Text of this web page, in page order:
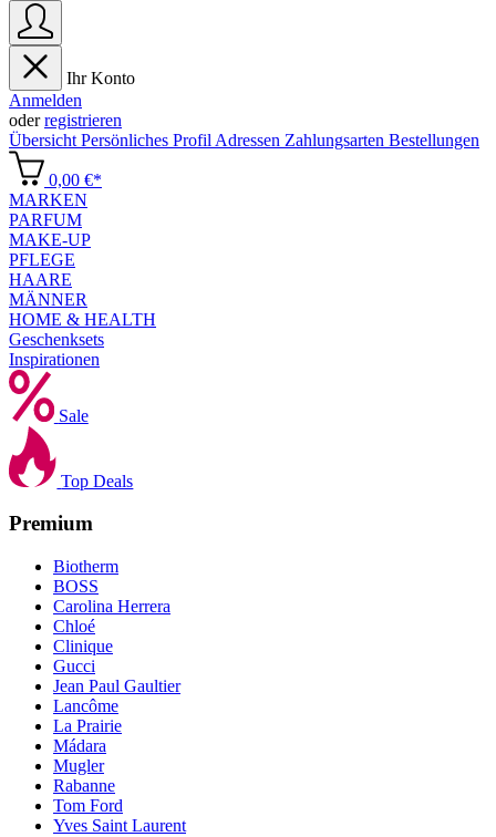
Ihr Konto
Anmelden
oderregistrieren
Übersicht Persönliches Profil Adressen Zahlungsarten Bestellungen
0,00 €*
MARKEN
PARFUM
MAKE-UP
PFLEGE
HAARE
MÄNNER
HOME & HEALTH
Geschenksets
Inspirationen
Sale
Top Deals
Premium
Biotherm
BOSS
Carolina Herrera
Chloé
Clinique
Gucci
Jean Paul Gaultier
Lancôme
La Prairie
Mádara
Mugler
Rabanne
Tom Ford
Yves Saint Laurent